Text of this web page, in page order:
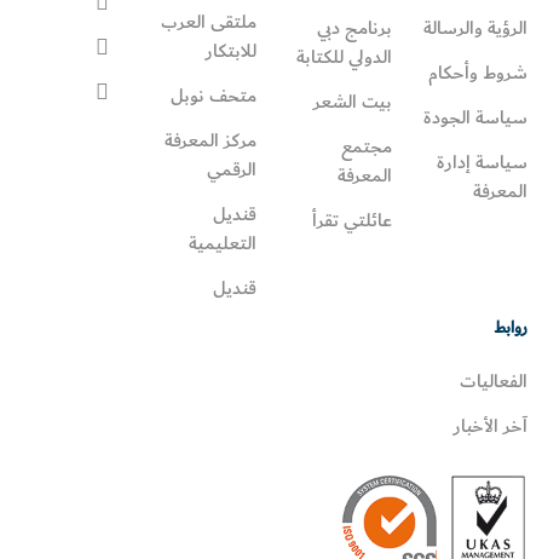
الرؤية والرسالة
شروط وأحكام
سياسة الجودة
سياسة إدارة
المعرفة
برنامج دبي
الدولي للكتابة
بيت الشعر
مجتمع
المعرفة
عائلتي تقرأ‎
ملتقى العرب
للابتكار
متحف نوبل
مركز المعرفة
الرقمي
قنديل
التعليمية
قنديل
روابط
الفعاليات
آخر الأخبار